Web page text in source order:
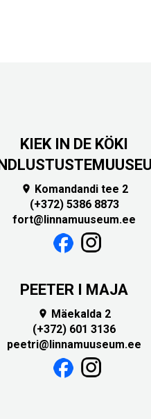
KIEK IN DE KÖKI
 Komandandi tee 2
(+372) 5386 8873
fort@linnamuuseum.ee
PEETER I MAJA
 Mäekalda 2
(+372) 601 3136
peetri@linnamuuseum.ee